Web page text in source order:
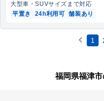
大型車・SUVサイズまで対応
平置き
24h利用可 舗装あり
1
福岡県福津